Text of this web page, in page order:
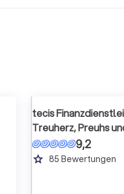
tecis
Treuherz, Preuhs
9,2
grade 85 Bewertungen